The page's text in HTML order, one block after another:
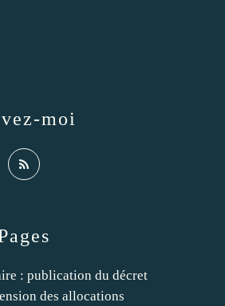
: publication du décret
des allocations
moi